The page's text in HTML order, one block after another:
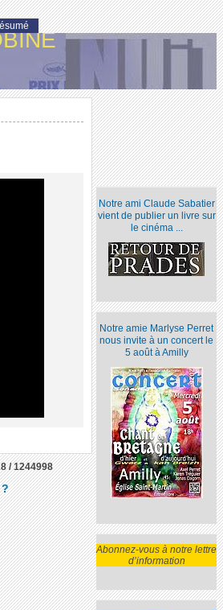
Notre ami Claude Sabatier
vient de publier un livre sur
le cinéma ...
Notre amie Marlyse Perret
nous invite à un concert le
5 août à Amilly
Abonnez-vous à notre lettre
d’information
/ 1244998
?